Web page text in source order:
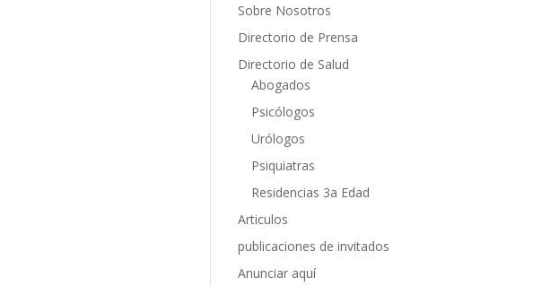
Sobre Nosotros
Directorio de Prensa
Directorio de Salud
Abogados
Psicólogos
Urólogos
Psiquiatras
Residencias 3a Edad
Articulos
publicaciones de invitados
Anunciar aquí